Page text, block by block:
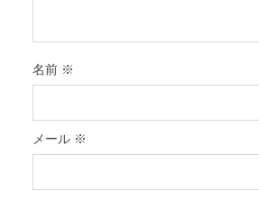
名前 ※
メール ※